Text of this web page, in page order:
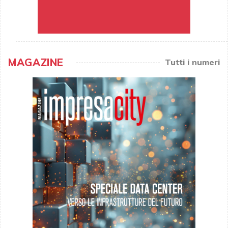
MAGAZINE Tutti i numeri